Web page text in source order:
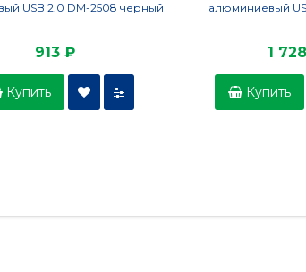
USB 2.0 DM-2508 черный
913 ₽
Купить
алюминиевый
1
Купить